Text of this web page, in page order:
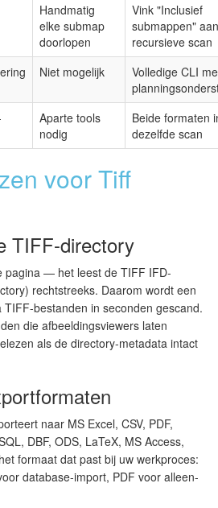
Handmatig
elke submap
doorlopen
Vink "Inclusief
submappen"
recursieve scan
Niet mogelijk
Volledige CLI
Aparte tools
nodig
Beide formaten
dezelfde scan
voor Tiff
TIFF-directory
pagina — het leest de TIFF IFD-
rechtstreeks. Daarom wordt een
bestanden in seconden gescand.
die afbeeldingsviewers laten
als de directory-metadata intact
naar MS Excel, CSV, PDF,
DBF, ODS, LaTeX, MS Access,
formaat dat past bij uw werkproces:
database-import, PDF voor alleen-